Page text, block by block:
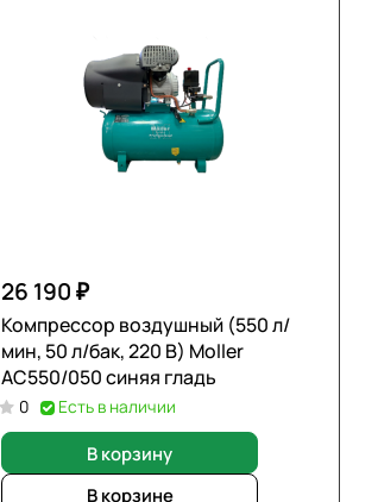
26 190 ₽
Компрессор воздушный (550 л/
мин, 50 л/бак, 220 В) Moller
AC550/050 синяя гладь
0 Есть в наличии
В корзину
В корзине